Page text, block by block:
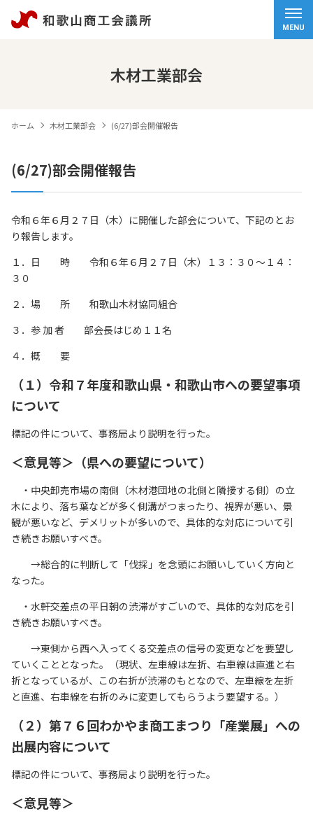
MENU
木材工業部会
ホーム 木材工業部会 (6/27)部会開催報告
(6/27)部会開催報告
令和６年６月２７日（木）に開催した部会について、下記のとお
り報告します。
１．日 時 令和６年６月２７日（木）１３：３０～１４：
３０
２．場 所 和歌山木材協同組合
３．参 加 者 部会長はじめ１１名
４．概 要
（１）令和７年度和歌山県・和歌山市への要望事項
について
標記の件について、事務局より説明を行った。
＜意見等＞（県への要望について）
・中央卸売市場の南側（木材港団地の北側と隣接する側）の立
木により、落ち葉などが多く側溝がつまったり、視界が悪い、景
観が悪いなど、デメリットが多いので、具体的な対応について引
き続きお願いすべき。
→総合的に判断して「伐採」を念頭にお願いしていく方向と
なった。
・水軒交差点の平日朝の渋滞がすごいので、具体的な対応を引
き続きお願いすべき。
→東側から西へ入ってくる交差点の信号の変更などを要望し
ていくこととなった。（現状、左車線は左折、右車線は直進と右
折となっているが、この右折が渋滞のもとなので、左車線を左折
と直進、右車線を右折のみに変更してもらうよう要望する。）
（２）第７６回わかやま商工まつり「産業展」への
出展内容について
標記の件について、事務局より説明を行った。
＜意見等＞
ホーム
経営サポート
検定試験
個人情報保護方針
情報セキュリティ基本方針
サイトマップ
073-422-1111
（受付時間：平日9:00～17:30）
お問い合わせ